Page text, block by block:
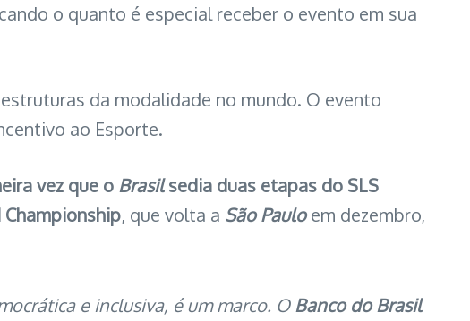
o quanto é especial receber o evento em sua
da modalidade no mundo. O evento
ao Esporte.
vez que o Brasilsedia duas etapas do SLS
Championship, que volta a São Pauloem dezembro,
e inclusiva, é um marco. O Banco do Brasil